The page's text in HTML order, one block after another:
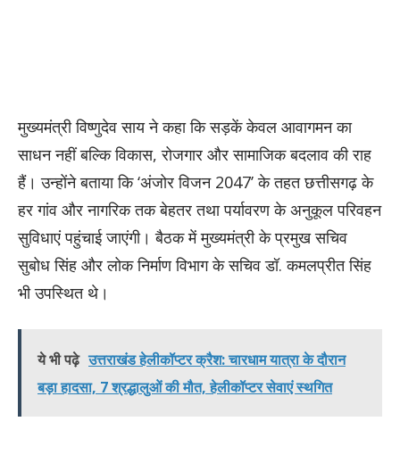
मुख्यमंत्री विष्णुदेव साय ने कहा कि सड़कें केवल आवागमन का
साधन नहीं बल्कि विकास, रोजगार और सामाजिक बदलाव की राह
हैं। उन्होंने बताया कि ‘अंजोर विजन 2047’ के तहत छत्तीसगढ़ के
हर गांव और नागरिक तक बेहतर तथा पर्यावरण के अनुकूल परिवहन
सुविधाएं पहुंचाई जाएंगी। बैठक में मुख्यमंत्री के प्रमुख सचिव
सुबोध सिंह और लोक निर्माण विभाग के सचिव डॉ. कमलप्रीत सिंह
भी उपस्थित थे।
ये भी पढ़े उत्तराखंड हेलीकॉप्टर क्रैश: चारधाम यात्रा के दौरान
बड़ा हादसा, 7 श्रद्धालुओं की मौत, हेलीकॉप्टर सेवाएं स्थगित